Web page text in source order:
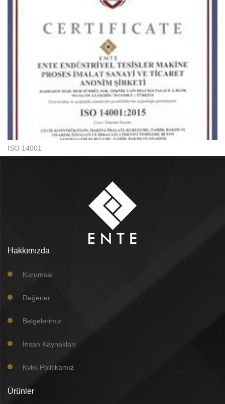
ISO 14001
Hakkımızda
Kurumsal
Değerler
Belgelerimiz
İnsan Kaynakları
Kvkk Politikamız
Ürünler